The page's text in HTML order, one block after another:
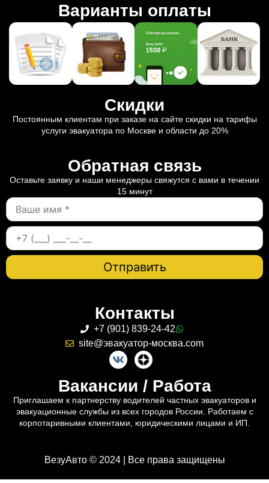
Варианты оплаты
Скидки
Постоянным клиентам при заказе на сайте скидки на тарифы
услуги эвакуатора по Москве и области до 20%
Обратная связь
Оставьте заявку и наши менеджеры свяжутся с вами в течении
15 минут
Контакты
+7 (901) 839-24-42
site@эвакуатор-москва.com
Вакансии / Работа
Приглашаем к партнерству водителей частных эвакуаторов и
эвакуационные службы из всех городов России. Работаем с
корпотаривными клиентами, юридическими лицами и ИП.
ВезуАвто © 2024 | Все права защищены